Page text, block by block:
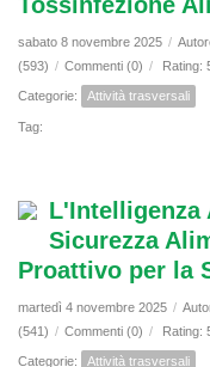
sabato 8 novembre 2025 /
(593) / Commenti (0) / Rating:
Categorie: Attività trasversali
Tag:
L'Intelligenza
Sicurezza
Proattivo per la
martedì 4 novembre 2025 /
(541) / Commenti (0) / Rating:
Categorie: Attività trasversali